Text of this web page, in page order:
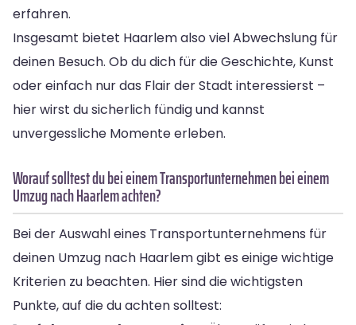
erfahren.
Insgesamt bietet Haarlem also viel Abwechslung für
deinen Besuch. Ob du dich für die Geschichte, Kunst
oder einfach nur das Flair der Stadt interessierst –
hier wirst du sicherlich fündig und kannst
unvergessliche Momente erleben.
Worauf solltest du bei einem Transportunternehmen bei einem
Umzug nach Haarlem achten?
Bei der Auswahl eines Transportunternehmens für
deinen Umzug nach Haarlem gibt es einige wichtige
Kriterien zu beachten. Hier sind die wichtigsten
Punkte, auf die du achten solltest: